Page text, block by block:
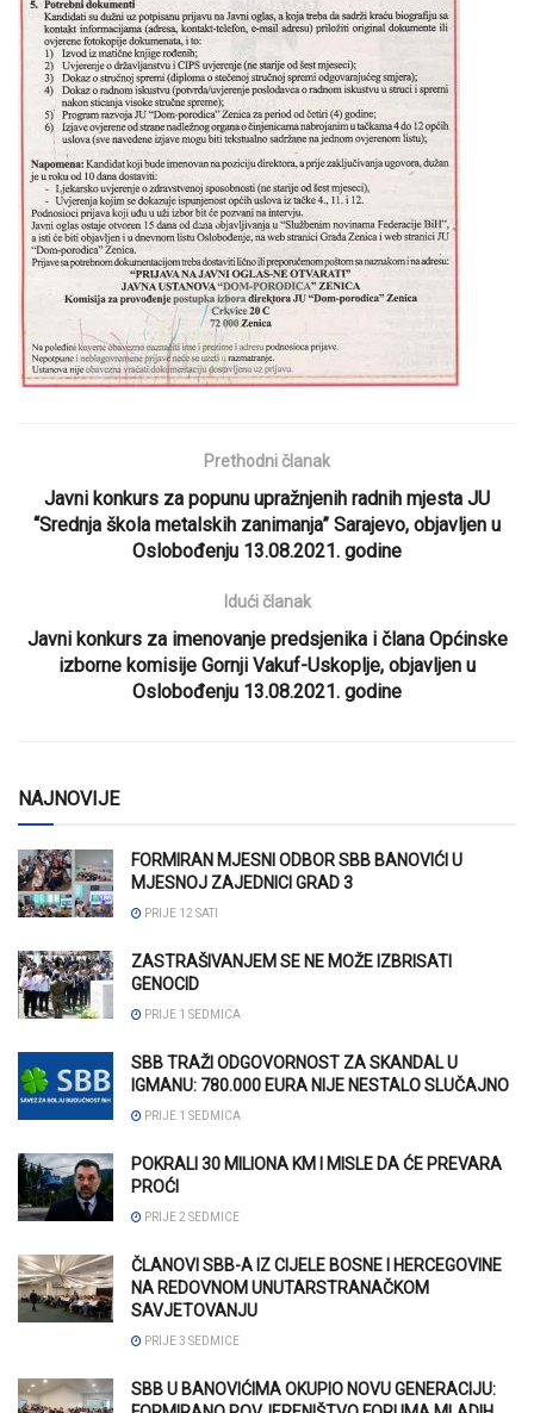
Prethodni članak
Javni konkurs za popunu upražnjenih radnih mjesta JU
“Srednja škola metalskih zanimanja” Sarajevo, objavljen u
Oslobođenju 13.08.2021. godine
Idući članak
Javni konkurs za imenovanje predsjenika i člana Općinske
izborne komisije Gornji Vakuf-Uskoplje, objavljen u
Oslobođenju 13.08.2021. godine
NAJNOVIJE
FORMIRAN MJESNI ODBOR SBB BANOVIĆI U
MJESNOJ ZAJEDNICI GRAD 3
PRIJE 12 SATI
ZASTRAŠIVANJEM SE NE MOŽE IZBRISATI
GENOCID
PRIJE 1 SEDMICA
SBB TRAŽI ODGOVORNOST ZA SKANDAL U
IGMANU: 780.000 EURA NIJE NESTALO SLUČAJNO
PRIJE 1 SEDMICA
POKRALI 30 MILIONA KM I MISLE DA ĆE PREVARA
PROĆI
PRIJE 2 SEDMICE
ČLANOVI SBB-A IZ CIJELE BOSNE I HERCEGOVINE
NA REDOVNOM UNUTARSTRANAČKOM
SAVJETOVANJU
PRIJE 3 SEDMICE
SBB U BANOVIĆIMA OKUPIO NOVU GENERACIJU: